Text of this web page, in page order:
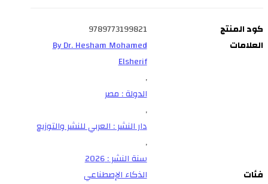
كود المنتج
9789773199821
العلامات
By Dr. Hesham Mohamed
Elsherif
,
الدولة : مصر
,
دار النشر : العربي للنشر والتوزيع
,
سنة النشر : 2026
فئات
الذكاء الإصطناعي